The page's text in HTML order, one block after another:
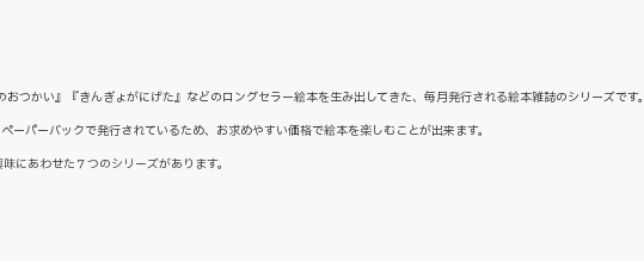
つかい』『きんぎょがにげた』などのロングセラー絵本を生み出してきた、毎月発行される絵本雑誌のシリーズです。
パーバックで発行されているため、お求めやすい価格で絵本を楽しむことが出来ます。
にあわせた７つのシリーズがあります。